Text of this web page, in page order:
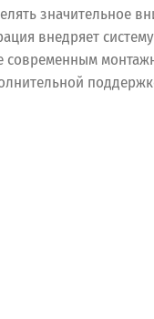
значительное
внедряет